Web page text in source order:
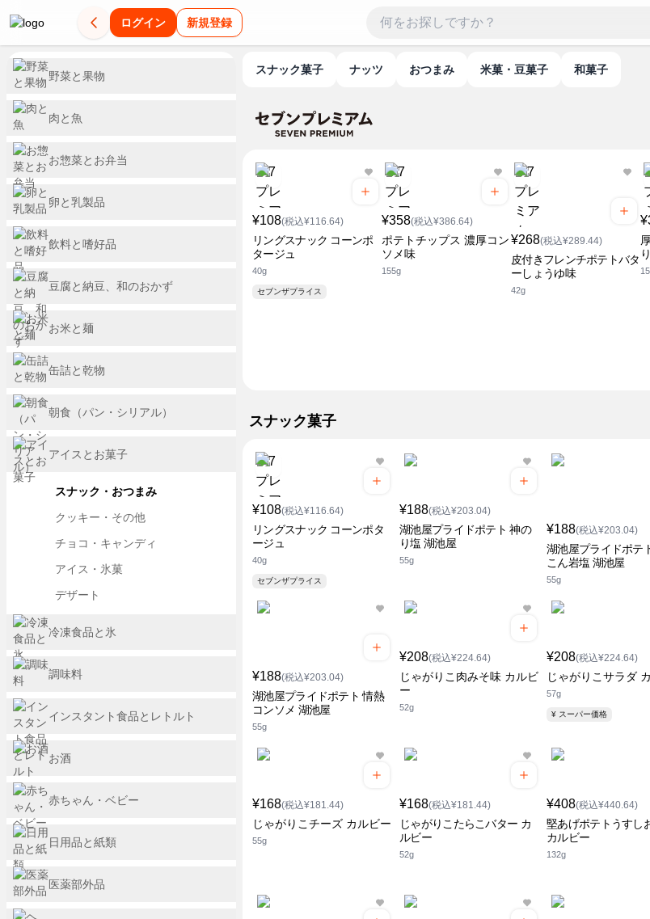
ログイン 新規登録
スナック菓子 ナッツ おつまみ 米菓・豆菓子 和菓子
¥108(税込¥116.64)
リングスナック コーンポ
タージュ
40g
セブンザプライス
¥358(税込¥386.64)
ポテトチップス 濃厚コン
ソメ味
155g
¥268(税込¥289.44)
皮付きフレンチポテトバタ
ーしょうゆ味
42g
スナック菓子
¥108(税込¥116.64)
リングスナック コーンポタ
ージュ
40g
セブンザプライス
¥188(税込¥203.04)
湖池屋プライドポテト 神の
り塩 湖池屋
55g
¥188(税込¥203.04)
湖池屋プライドポテ
こん岩塩 湖池屋
55g
¥188(税込¥203.04)
湖池屋プライドポテト 情熱
コンソメ 湖池屋
55g
¥208(税込¥224.64)
じゃがりこ肉みそ味 カルビ
ー
52g
¥208(税込¥224.64)
じゃがりこサラダ
57g
¥ スーパー価格
¥168(税込¥181.44)
じゃがりこチーズ カルビー
55g
¥168(税込¥181.44)
じゃがりこたらこバター カ
ルビー
52g
¥408(税込¥440.64)
堅あげポテトうすし
カルビー
132g
野菜と果物
肉と魚
お惣菜とお弁当
卵と乳製品
飲料と嗜好品
豆腐と納豆、和のおかず
お米と麺
缶詰と乾物
朝食（パン・シリアル）
アイスとお菓子
スナック・おつまみ
クッキー・その他
チョコ・キャンディ
アイス・氷菓
デザート
冷凍食品と氷
調味料
インスタント食品とレトルト
お酒
赤ちゃん・ベビー
日用品と紙類
医薬部外品